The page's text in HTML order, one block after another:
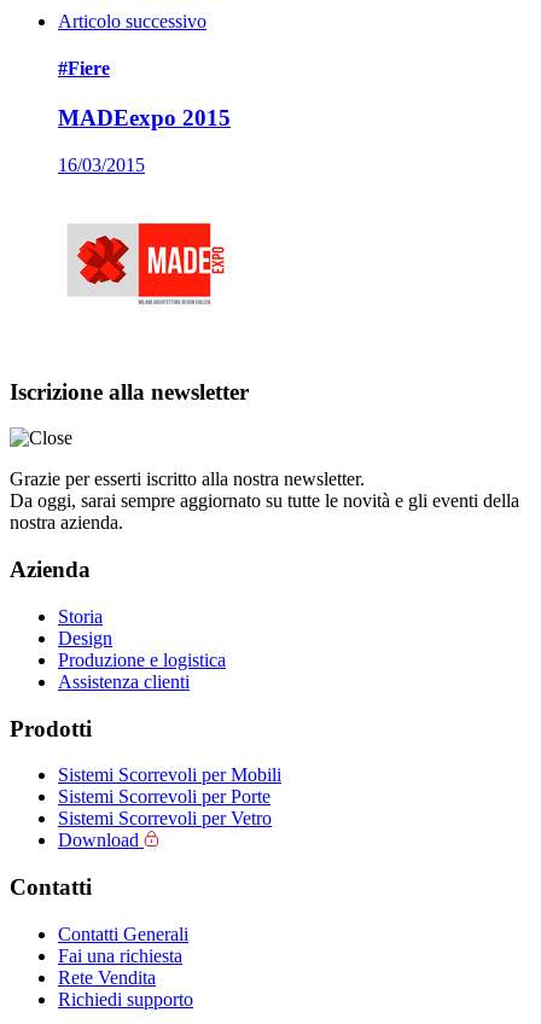
Articolo successivo
#Fiere
MADEexpo 2015
16/03/2015
Iscrizione alla newsletter
Grazie per esserti iscritto alla nostra newsletter.
Da oggi, sarai sempre aggiornato su tutte le novità e gli eventi della
nostra azienda.
Azienda
Storia
Design
Produzione e logistica
Assistenza clienti
Prodotti
Sistemi Scorrevoli per Mobili
Sistemi Scorrevoli per Porte
Sistemi Scorrevoli per Vetro
Download
Contatti
Contatti Generali
Fai una richiesta
Rete Vendita
Richiedi supporto